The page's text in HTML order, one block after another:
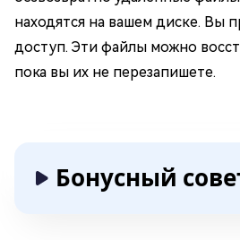
находятся на вашем диске. Вы
доступ. Эти файлы можно
пока вы их не перезапишете.
Бонусный